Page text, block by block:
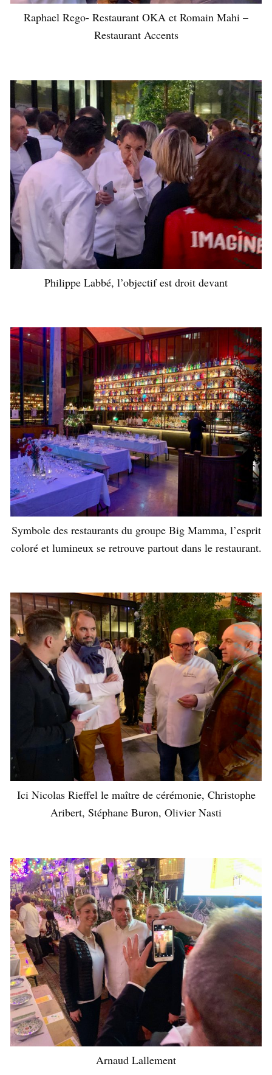
Raphael Rego- Restaurant OKA et Romain Mahi –
Restaurant Accents
Philippe Labbé, l’objectif est droit devant
Symbole des restaurants du groupe Big Mamma, l’esprit
coloré et lumineux se retrouve partout dans le restaurant.
Ici Nicolas Rieffel le maître de cérémonie, Christophe
Aribert, Stéphane Buron, Olivier Nasti
Arnaud Lallement